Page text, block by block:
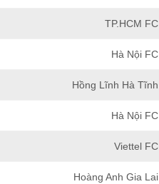
TP.HCM FC
Hà Nội FC
Hồng Lĩnh Hà Tĩnh
Hà Nội FC
Viettel FC
Hoàng Anh Gia Lai